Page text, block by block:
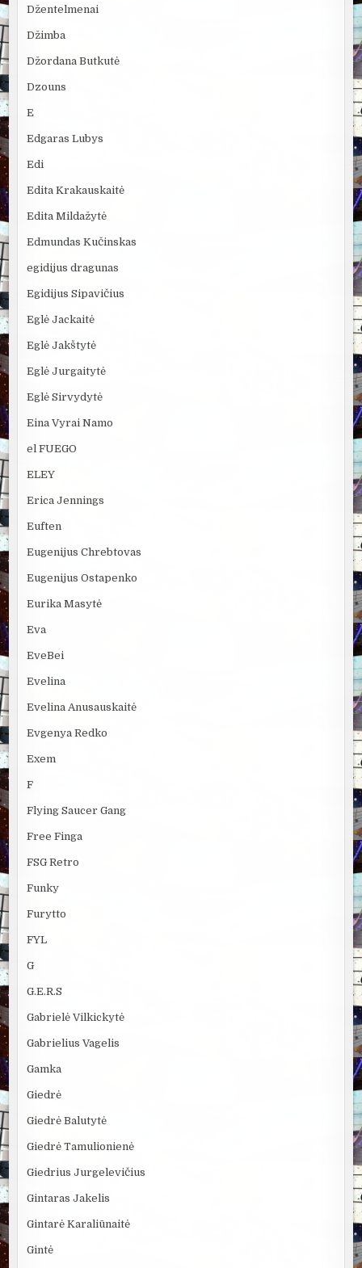
Džentelmenai
Džimba
Džordana Butkutė
Dzouns
E
Edgaras Lubys
Edi
Edita Krakauskaitė
Edita Mildažytė
Edmundas Kučinskas
egidijus dragunas
Egidijus Sipavičius
Eglė Jackaitė
Eglė Jakštytė
Eglė Jurgaitytė
Eglė Sirvydytė
Eina Vyrai Namo
el FUEGO
ELEY
Erica Jennings
Euften
Eugenijus Chrebtovas
Eugenijus Ostapenko
Eurika Masytė
Eva
EveBei
Evelina
Evelina Anusauskaitė
Evgenya Redko
Exem
F
Flying Saucer Gang
Free Finga
FSG Retro
Funky
Furytto
FYL
G
G.E.R.S
Gabrielė Vilkickytė
Gabrielius Vagelis
Gamka
Giedrė
Giedrė Balutytė
Giedrė Tamulionienė
Giedrius Jurgelevičius
Gintaras Jakelis
Gintarė Karaliūnaitė
Gintė